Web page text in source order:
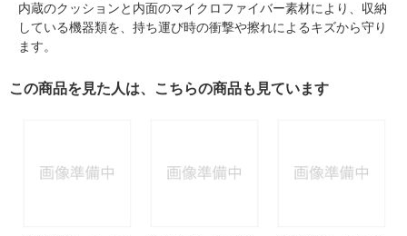
内蔵のクッションと内面のマイクロファイバー素材により、収納
している機器類を、持ち運び時の衝撃や擦れによるキズから守り
ます。
この商品を見た人は、こちらの商品も見ています